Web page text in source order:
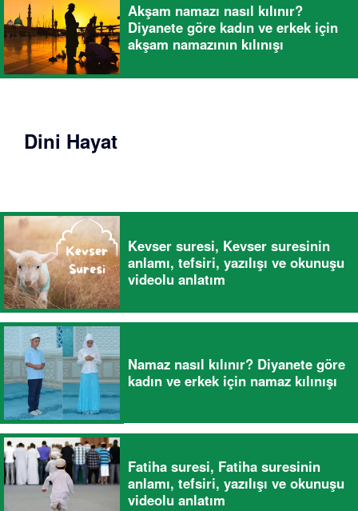
Akşam namazı nasıl kılınır?
Diyanete göre kadın ve erkek için
akşam namazının kılınışı
Dini Hayat
Kevser suresi, Kevser suresinin
anlamı, tefsiri, yazılışı ve okunuşu
videolu anlatım
Namaz nasıl kılınır? Diyanete göre
kadın ve erkek için namaz kılınışı
Fatiha suresi, Fatiha suresinin
anlamı, tefsiri, yazılışı ve okunuşu
videolu anlatım